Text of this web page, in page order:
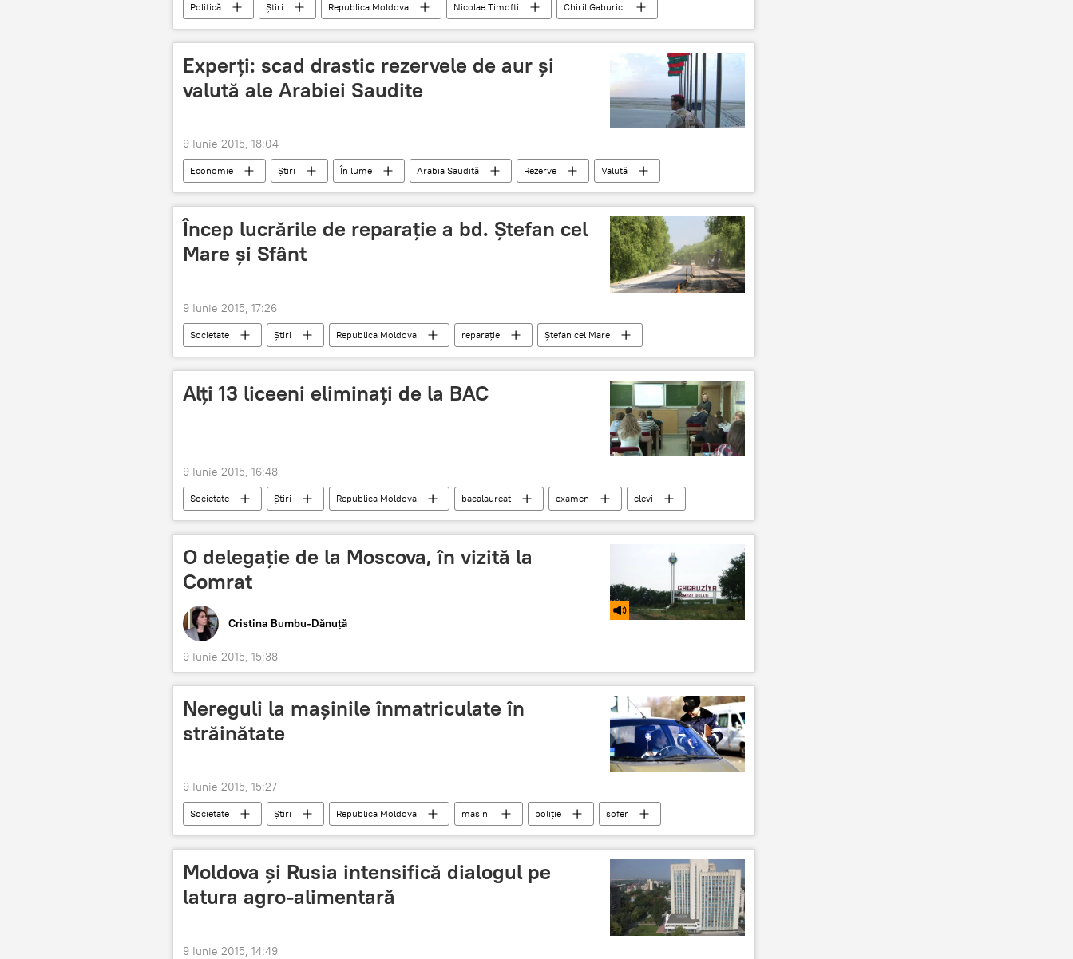
Politică Știri Republica Moldova Nicolae Timofti
Chiril Gaburici
Demisii
Experţi: scad drastic rezervele de aur şi
valută ale Arabiei Saudite
9 Iunie 2015, 18:04
Economie Știri În lume Arabia Saudită Rezerve
Valută
Aur
Petrol Preţuri
Încep lucrările de reparaţie a bd. Ştefan cel
Mare şi Sfânt
9 Iunie 2015, 17:26
Societate Știri Republica Moldova reparaţie
Ştefan cel Mare
Chişinău
Alţi 13 liceeni eliminaţi de la BAC
9 Iunie 2015, 16:48
Societate Știri Republica Moldova bacalaureat examen
elevi
eliminaţi
O delegație de la Moscova, în vizită la
Comrat
Cristina Bumbu-Dănuță
9 Iunie 2015, 15:38
Nereguli la maşinile înmatriculate în
străinătate
9 Iunie 2015, 15:27
Societate Știri Republica Moldova maşini poliţie şofer
Moldova şi Rusia intensifică dialogul pe
latura agro-alimentară
9 Iunie 2015, 14:49